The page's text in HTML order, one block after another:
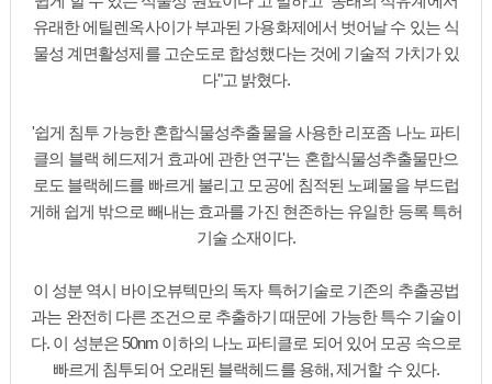
유래한 에틸렌옥사이가 부과된 가용화제에서 벗어날 수 있는 식
물성 계면활성제를 고순도로 합성했다는 것에 기술적 가치가 있
다"고 밝혔다.
'쉽게 침투 가능한 혼합식물성추출물을 사용한 리포좀 나노 파티
클의 블랙 헤드제거 효과에 관한 연구'는 혼합식물성추출물만으
로도 블랙헤드를 빠르게 불리고 모공에 침적된 노폐물을 부드럽
게해 쉽게 밖으로 빼내는 효과를 가진 현존하는 유일한 등록 특허
기술 소재이다.
이 성분 역시 바이오뷰텍만의 독자 특허기술로 기존의 추출공법
과는 완전히 다른 조건으로 추출하기 때문에 가능한 특수 기술이
다. 이 성분은 50nm 이하의 나노 파티클로 되어 있어 모공 속으로
빠르게 침투되어 오래된 블랙헤드를 용해, 제거할 수 있다.